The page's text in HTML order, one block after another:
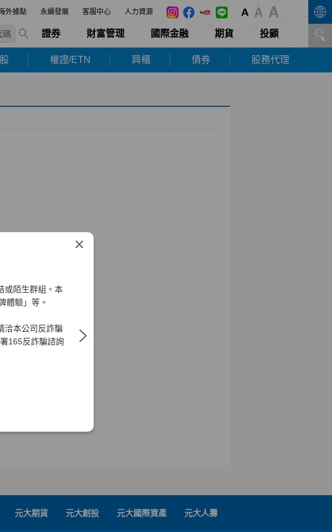
外據點 永續發展 客服中心 人力資源
碼 證券 財富管理 國際金融 期貨 投顧
權證/ETN 興櫃 債券 股務代理
×
或陌生群組。本
體驗」等。
洽本公司反詐騙
165反詐騙諮詢
元大期貨 元大創投 元大國際資產 元大人壽